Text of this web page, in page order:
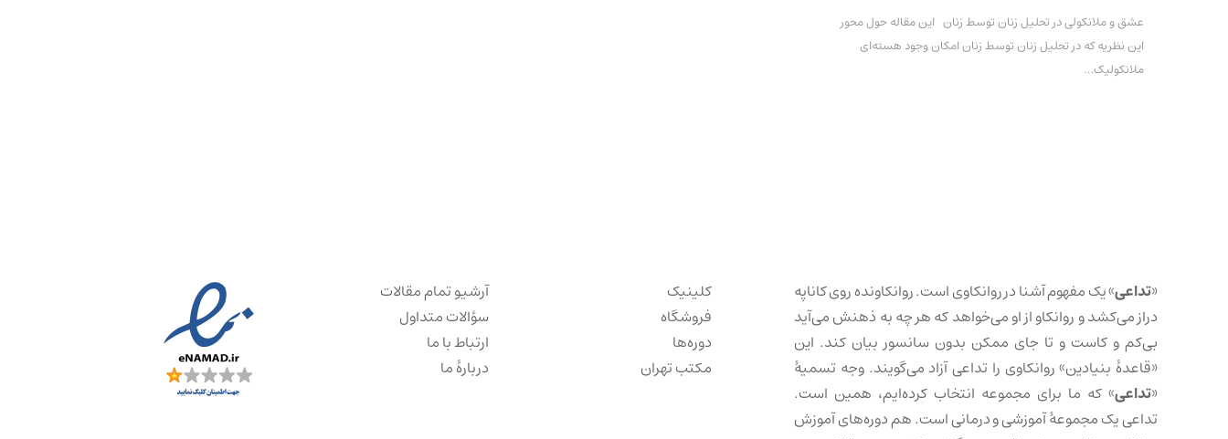
عشق و ملانکولی در تحلیل زنان توسط زنان این مقاله حول محور
این نظریه که در تحلیل زنان توسط زنان امکان وجود هسته‌ای
ملانکولیک…
«تداعی» یک مفهوم آشنا در روانکاوی است. روانکاونده روی کاناپه
دراز می‌کشد و روانکاو از او می‌خواهد که هر چه به ذهنش می‌آید
بی‌کم و کاست و تا جای ممکن بدون سانسور بیان کند. این
«قاعدهٔ بنیادین» روانکاوی را تداعی آزاد می‌گویند. وجه تسمیهٔ
«تداعی» که ما برای مجموعه انتخاب کرده‌ایم، همین است.
تداعی یک مجموعهٔ آموزشی و درمانی است. هم دوره‌های آموزش
کلینیک
فروشگاه
دوره‌ها
مکتب تهران
آرشیو تمام مقالات
سؤالات متداول
ارتباط با ما
دربارهٔ ما